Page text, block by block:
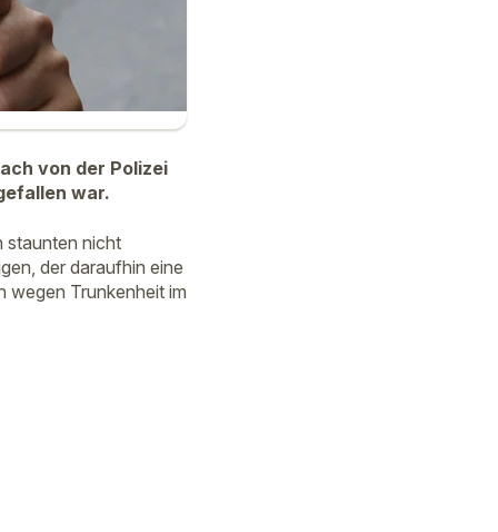
von der Polizei
war.
staunten nicht
der daraufhin eine
wegen Trunkenheit im